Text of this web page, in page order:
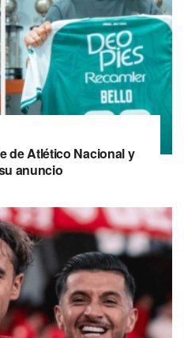
de Atlético Nacional y
anuncio